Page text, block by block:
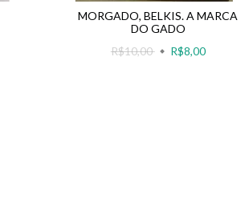
MORGADO, BELKIS. A MARCA
DO GADO
R$10,00
R$8,00